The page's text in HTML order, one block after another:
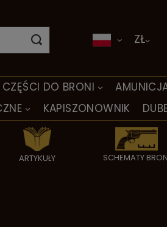
CZĘŚCI DO BRONI
KAPISZONOWNIK
ARTYKUŁY SCHEMATY
ZŁ